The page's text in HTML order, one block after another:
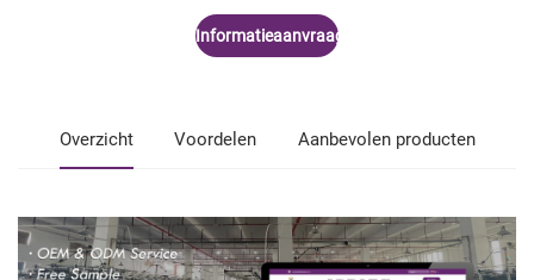
Informatieaanvraag
Overzicht Voordelen Aanbevolen producten